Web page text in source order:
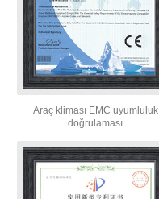
Araç kliması EMC uyumluluk
doğrulaması